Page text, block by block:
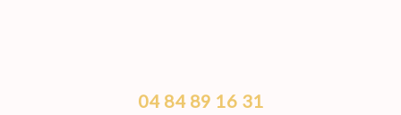
04 84 89 16 31